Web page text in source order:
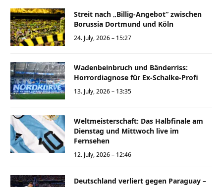
Streit nach „Billig-Angebot“ zwischen
Borussia Dortmund und Köln
24. July, 2026 – 15:27
Wadenbeinbruch und Bänderriss:
Horrordiagnose für Ex-Schalke-Profi
13. July, 2026 – 13:35
Weltmeisterschaft: Das Halbfinale am
Dienstag und Mittwoch live im
Fernsehen
12. July, 2026 – 12:46
Deutschland verliert gegen Paraguay –